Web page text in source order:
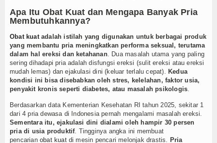
Apa Itu Obat Kuat dan Mengapa Banyak Pria
Membutuhkannya?
Obat kuatadalah istilah yang digunakan untuk berbagai produk
yang membantu pria meningkatkan performa seksual, terutama
dalam hal ereksi dan ketahanan. Dua masalah utama yang paling
sering dihadapi pria adalah disfungsi ereksi (sulit ereksi atau ereksi
mudah lemas) dan ejakulasi dini (keluar terlalu cepat). Kedua
kondisi ini bisa disebabkan oleh stres, kelelahan, faktor usia,
penyakit kronis seperti diabetes, atau masalah psikologis.
Berdasarkan data Kementerian Kesehatan RI tahun 2025, sekitar 1
dari 4 pria dewasa di Indonesia pernah mengalami masalah ereksi.
Sementara itu, ejakulasi dini dialami oleh hampir 30 persen
pria di usia produktif. Tingginya angka ini membuat
pencarian obat kuatdi mesin pencari melonjak drastis. Pria